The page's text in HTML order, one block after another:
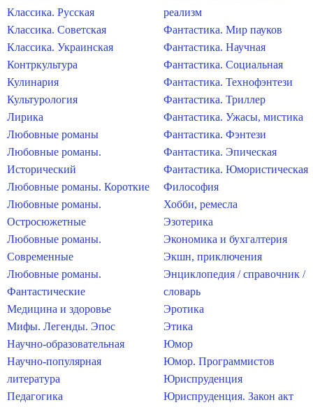
Классика. Русская
Классика. Советская
Классика. Украинская
Контркультура
Кулинария
Культурология
Лирика
Любовные романы
Любовные романы.
Исторический
Любовные романы. Короткие
Любовные романы.
Остросюжетные
Любовные романы.
Современные
Любовные романы.
Фантастические
Медицина и здоровье
Мифы. Легенды. Эпос
Научно-образовательная
Научно-популярная
литература
Педагогика
реализм
Фантастика. Мир пауков
Фантастика. Научная
Фантастика. Социальная
Фантастика. Технофэнтези
Фантастика. Триллер
Фантастика. Ужасы, мистика
Фантастика. Фэнтези
Фантастика. Эпическая
Фантастика. Юмористическая
Философия
Хобби, ремесла
Эзотерика
Экономика и бухгалтерия
Экшн, приключения
Энциклопедия / справочник /
словарь
Эротика
Этика
Юмор
Юмор. Программистов
Юриспруденция
Юриспруденция. Закон акт